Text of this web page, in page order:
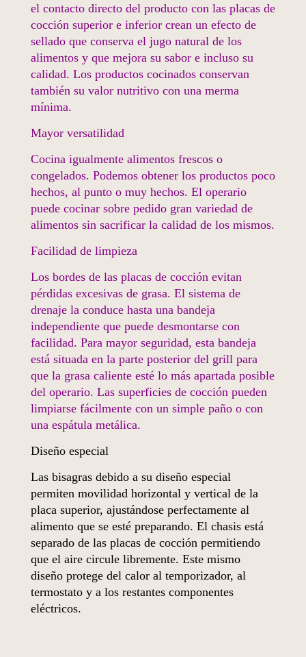
el contacto directo del producto con las placas de
cocción superior e inferior crean un efecto de
sellado que conserva el jugo natural de los
alimentos y que mejora su sabor e incluso su
calidad. Los productos cocinados conservan
también su valor nutritivo con una merma
mínima.
Mayor versatilidad
Cocina igualmente alimentos frescos o
congelados. Podemos obtener los productos poco
hechos, al punto o muy hechos. El operario
puede cocinar sobre pedido gran variedad de
alimentos sin sacrificar la calidad de los mismos.
Facilidad de limpieza
Los bordes de las placas de cocción evitan
pérdidas excesivas de grasa. El sistema de
drenaje la conduce hasta una bandeja
independiente que puede desmontarse con
facilidad. Para mayor seguridad, esta bandeja
está situada en la parte posterior del grill para
que la grasa caliente esté lo más apartada posible
del operario. Las superficies de cocción pueden
limpiarse fácilmente con un simple paño o con
una espátula metálica.
Diseño especial
Las bisagras debido a su diseño especial
permiten movilidad horizontal y vertical de la
placa superior, ajustándose perfectamente al
alimento que se esté preparando. El chasis está
separado de las placas de cocción permitiendo
que el aire circule libremente. Este mismo
diseño protege del calor al temporizador, al
termostato y a los restantes componentes
eléctricos.